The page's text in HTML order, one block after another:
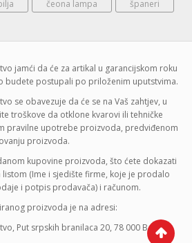
čeona lampa španeri
jamći da će za artikal u garancijskom roku
budete postupali po priloženim uputstvima.
se obavezuje da će se na Vaš zahtjev, u
troškove da otklone kvarovi ili tehničke
pravilne upotrebe proizvoda, predviđenom
proizvoda.
kupovine proizvoda, što ćete dokazati
(Ime i sjedište firme, koje je prodalo
i potpis prodavača) i računom.
proizvoda je na adresi:
Put srpskih branilaca 20, 78 000 Banja